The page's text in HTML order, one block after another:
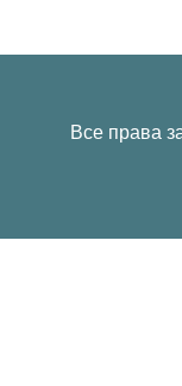
Все права